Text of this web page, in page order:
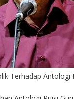
Terhadap Antologi